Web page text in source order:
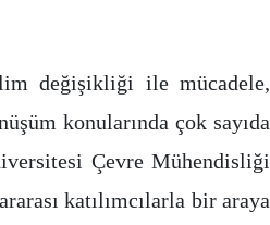
değişikliği ile mücadele,
konularında çok sayıda
Çevre Mühendisliği
katılımcılarla bir araya